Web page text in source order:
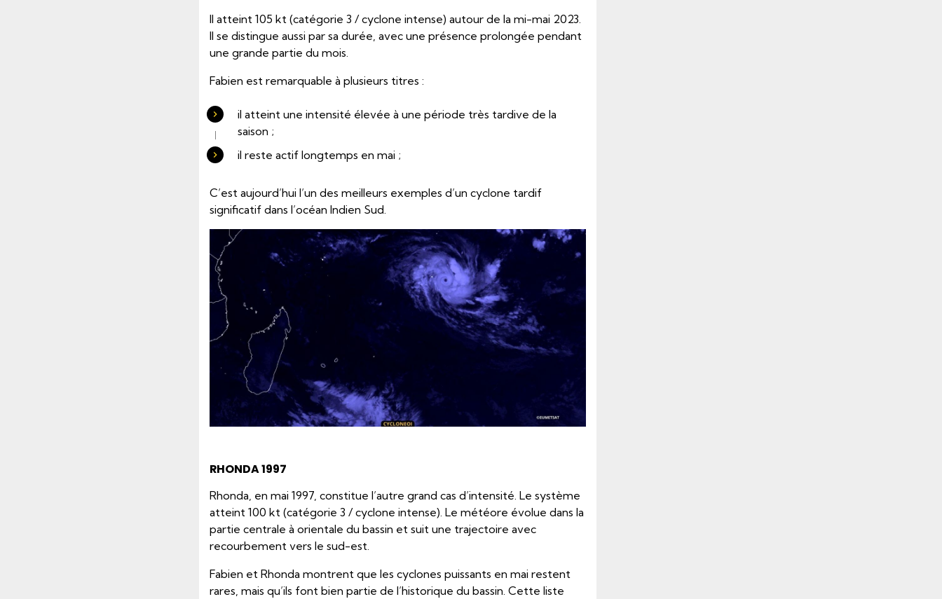
Il atteint 105 kt (catégorie 3 / cyclone intense) autour de la mi-mai 2023.
Il se distingue aussi par sa durée, avec une présence prolongée pendant
une grande partie du mois.
Fabien est remarquable à plusieurs titres :
il atteint une intensité élevée à une période très tardive de la
saison ;
il reste actif longtemps en mai ;
C’est aujourd’hui l’un des meilleurs exemples d’un cyclone tardif
significatif dans l’océan Indien Sud.
RHONDA 1997
Rhonda, en mai 1997, constitue l’autre grand cas d’intensité. Le système
atteint 100 kt (catégorie 3 / cyclone intense). Le météore évolue dans la
partie centrale à orientale du bassin et suit une trajectoire avec
recourbement vers le sud-est.
Fabien et Rhonda montrent que les cyclones puissants en mai restent
rares, mais qu’ils font bien partie de l’historique du bassin. Cette liste